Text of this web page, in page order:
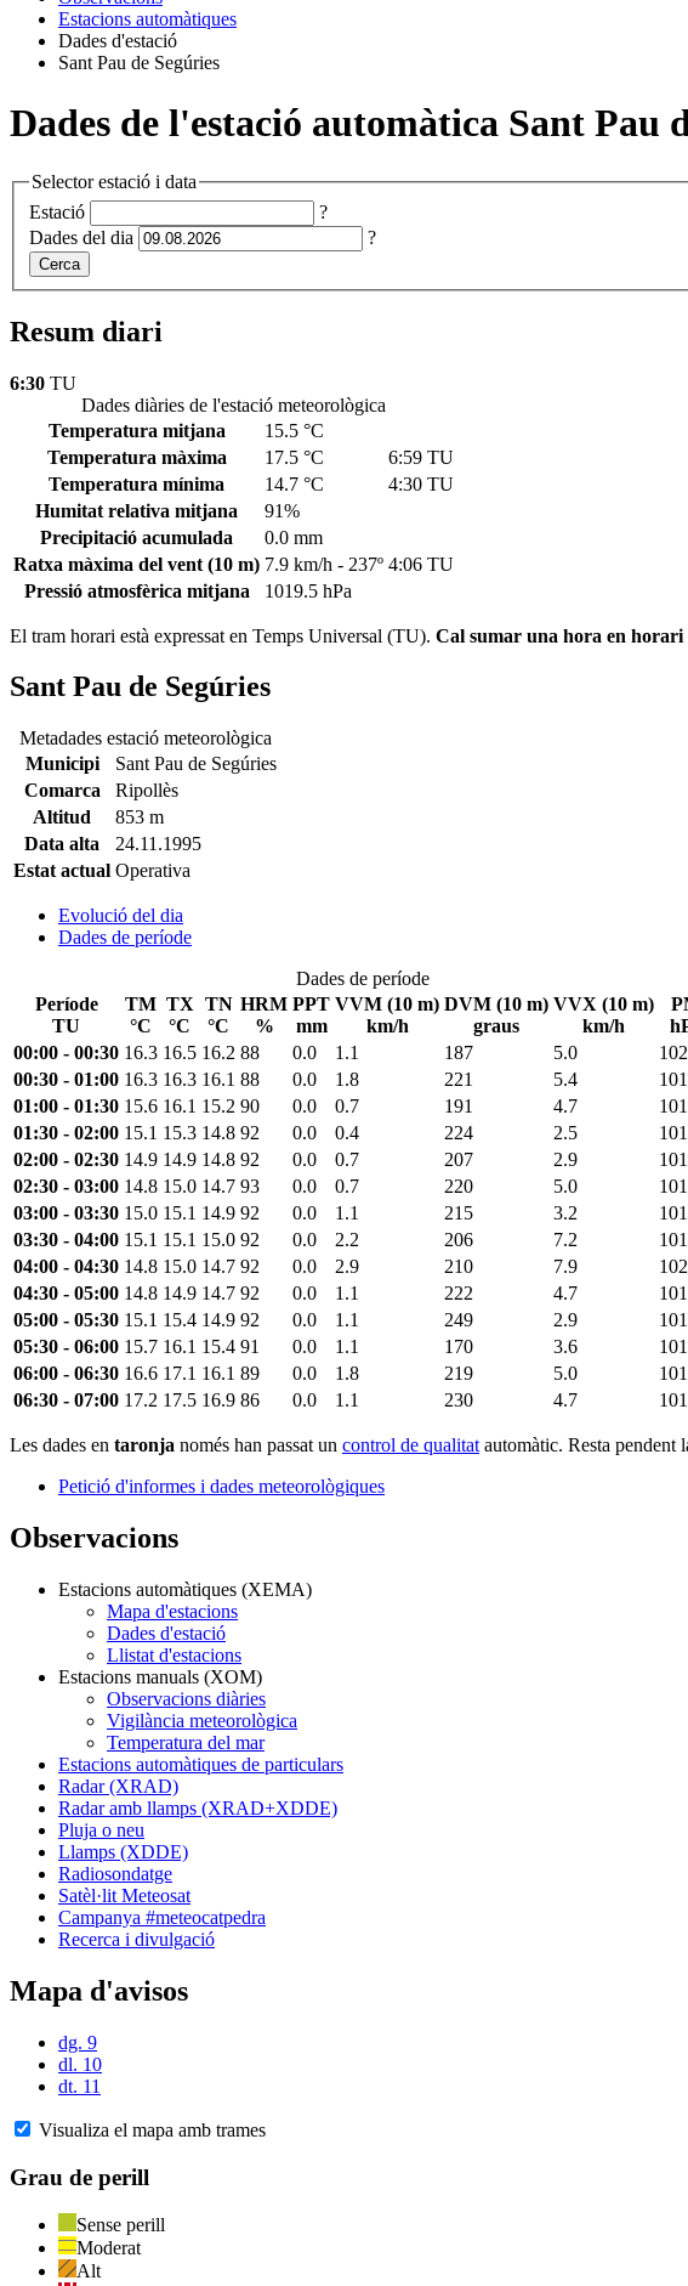
Estacions automàtiques
Dades d'estació
Sant Pau de Segúries
Dades de l'estació automàtica Sant Pau
Selector estació i data
Estació
?
Dades del dia
?
Cerca
Resum diari
6:30 TU
Dades diàries de l'estació meteorològica
Temperatura mitjana
15.5 °C
Temperatura màxima
17.5 °C
6:59 TU
Temperatura mínima
14.7 °C
4:30 TU
Humitat relativa mitjana
91%
Precipitació acumulada
0.0 mm
Ratxa màxima del vent (10 m) 7.9 km/h - 237º 4:06 TU
Pressió atmosfèrica mitjana
1019.5 hPa
El tram horari està expressat en Temps Universal (TU). Cal sumar una hora en
Sant Pau de Segúries
Metadades estació meteorològica
Municipi
Sant Pau de Segúries
Comarca
Ripollès
Altitud
853 m
Data alta
24.11.1995
Estat actual Operativa
Evolució del dia
Dades de període
Dades de període
Període
TU
TM
°C
TX
°C
TN
°C
HRM
%
PPT
mm
VVM (10 m)
km/h
DVM (10 m)
graus
VVX (10 m)
km/h
00:00 - 00:30 16.3 16.5 16.2 88 0.0 1.1 187 5.0
00:30 - 01:00 16.3 16.3 16.1 88 0.0 1.8 221 5.4
01:00 - 01:30 15.6 16.1 15.2 90 0.0 0.7 191 4.7
01:30 - 02:00 15.1 15.3 14.8 92 0.0 0.4 224 2.5
02:00 - 02:30 14.9 14.9 14.8 92 0.0 0.7 207 2.9
02:30 - 03:00 14.8 15.0 14.7 93 0.0 0.7 220 5.0
03:00 - 03:30 15.0 15.1 14.9 92 0.0 1.1 215 3.2
03:30 - 04:00 15.1 15.1 15.0 92 0.0 2.2 206 7.2
04:00 - 04:30 14.8 15.0 14.7 92 0.0 2.9 210 7.9
04:30 - 05:00 14.8 14.9 14.7 92 0.0 1.1 222 4.7
05:00 - 05:30 15.1 15.4 14.9 92 0.0 1.1 249 2.9
05:30 - 06:00 15.7 16.1 15.4 91 0.0 1.1 170 3.6
06:00 - 06:30 16.6 17.1 16.1 89 0.0 1.8 219 5.0
06:30 - 07:00 17.2 17.5 16.9 86 0.0 1.1 230 4.7
Les dades en taronja només han passat un control de qualitat automàtic. Resta pendent
Petició d'informes i dades meteorològiques
Observacions
Estacions automàtiques (XEMA)
Mapa d'estacions
Dades d'estació
Llistat d'estacions
Estacions manuals (XOM)
Observacions diàries
Vigilància meteorològica
Temperatura del mar
Estacions automàtiques de particulars
Radar (XRAD)
Radar amb llamps (XRAD+XDDE)
Pluja o neu
Llamps (XDDE)
Radiosondatge
Satèl·lit Meteosat
Campanya #meteocatpedra
Recerca i divulgació
Mapa d'avisos
dg. 9
dl. 10
dt. 11
Visualiza el mapa amb trames
Grau de perill
Sense perill
Moderat
Alt